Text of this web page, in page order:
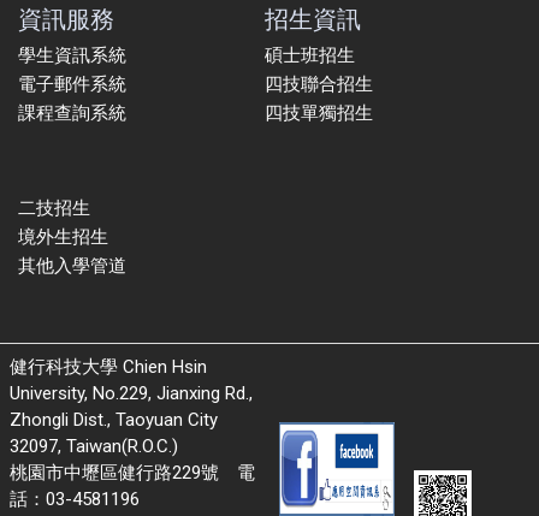
資訊服務
學生資訊系統
電子郵件系統
課程查詢系統
招生資訊
碩士班招生
四技聯合招生
四技單獨招生
二技招生
境外生招生
其他入學管道
健行科技大學 Chien Hsin
University, No.229, Jianxing Rd.,
Zhongli Dist., Taoyuan City
32097, Taiwan(R.O.C.)
桃園市中壢區健行路229號 電
話：03-4581196